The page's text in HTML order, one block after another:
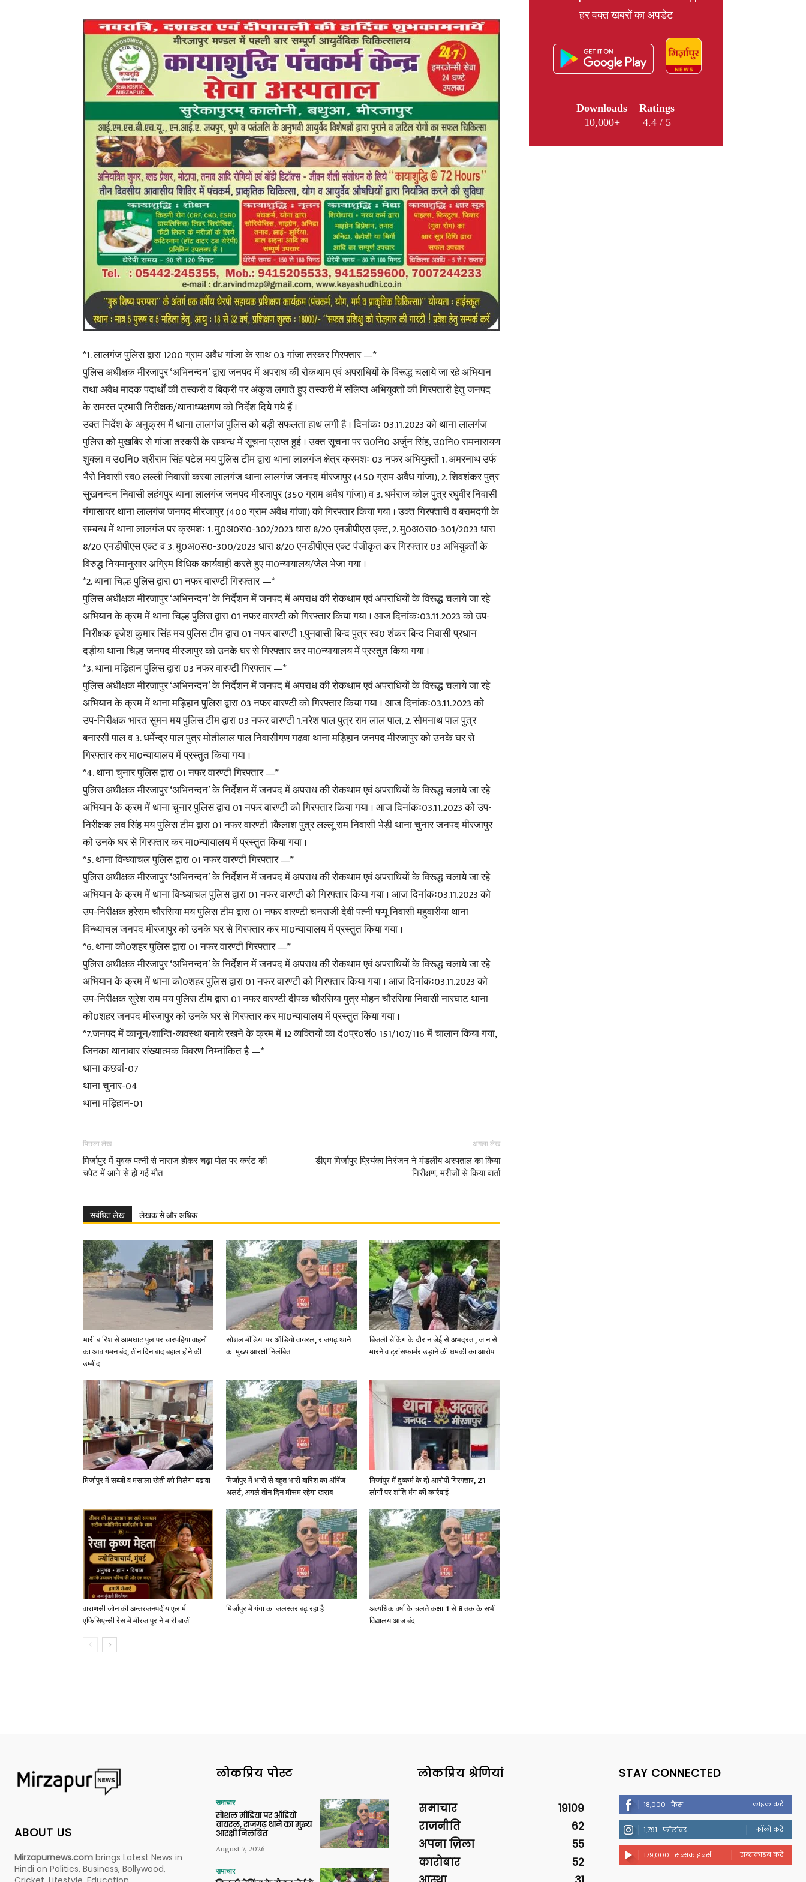
News,
Latest
News
in
Hindi,
Today
Hindi
News
Paper
*1. लालगंज पुलिस द्वारा 1200 ग्राम अवैध गांजा के साथ 03 गांजा तस्कर गिरफ्तार —*
पुलिस अधीक्षक मीरजापुर ‘अभिनन्दन’ द्वारा जनपद में अपराध की रोकथाम एवं अपराधियों के विरूद्ध चलाये जा रहे अभियान
तथा अवैध मादक पदार्थों की तस्करी व बिक्री पर अंकुश लगाते हुए तस्करी में संलिप्त अभियुक्तों की गिरफ्तारी हेतु जनपद
के समस्त प्रभारी निरीक्षक/थानाध्यक्षगण को निर्देश दिये गये हैं ।
उक्त निर्देश के अनुक्रम में थाना लालगंज पुलिस को बड़ी सफलता हाथ लगी है । दिनांकः 03.11.2023 को थाना लालगंज
पुलिस को मुखबिर से गांजा तस्करी के सम्बन्ध में सूचना प्राप्त हुई । उक्त सूचना पर उ0नि0 अर्जुन सिंह, उ0नि0 रामनारायण
शुक्ला व उ0नि0 श्रीराम सिंह पटेल मय पुलिस टीम द्वारा थाना लालगंज क्षेत्र क्रमशः 03 नफर अभियुक्तों 1. अमरनाथ उर्फ
भैरो निवासी स्व0 लल्ली निवासी कस्बा लालगंज थाना लालगंज जनपद मीरजापुर (450 ग्राम अवैध गांजा), 2. शिवशंकर पुत्र
सुखनन्दन निवासी लहंगपुर थाना लालगंज जनपद मीरजापुर (350 ग्राम अवैध गांजा) व 3. धर्मराज कोल पुत्र रघुवीर निवासी
गंगासायर थाना लालगंज जनपद मीरजापुर (400 ग्राम अवैध गांजा) को गिरफ्तार किया गया । उक्त गिरफ्तारी व बरामदगी के
सम्बन्ध में थाना लालगंज पर क्रमशः 1. मु0अ0स0-302/2023 धारा 8/20 एनडीपीएस एक्ट, 2. मु0अ0स0-301/2023 धारा
8/20 एनडीपीएस एक्ट व 3. मु0अ0स0-300/2023 धारा 8/20 एनडीपीएस एक्ट पंजीकृत कर गिरफ्तार 03 अभियुक्तों के
विरुद्ध नियमानुसार अग्रिम विधिक कार्यवाही करते हुए मा0न्यायालय/जेल भेजा गया ।
*2. थाना चिल्ह पुलिस द्वारा 01 नफर वारण्टी गिरफ्तार —*
पुलिस अधीक्षक मीरजापुर ‘अभिनन्दन’ के निर्देशन में जनपद में अपराध की रोकथाम एवं अपराधियों के विरूद्ध चलाये जा रहे
अभियान के क्रम में थाना चिल्ह पुलिस द्वारा 01 नफर वारण्टी को गिरफ्तार किया गया । आज दिनांकः03.11.2023 को उप-
निरीक्षक बृजेश कुमार सिंह मय पुलिस टीम द्वारा 01 नफर वारण्टी 1.पुनवासी बिन्द पुत्र स्व0 शंकर बिन्द निवासी प्रधान
दड़ीया थाना चिल्ह जनपद मीरजापुर को उनके घर से गिरफ्तार कर मा0न्यायालय में प्रस्तुत किया गया ।
*3. थाना मड़िहान पुलिस द्वारा 03 नफर वारण्टी गिरफ्तार —*
पुलिस अधीक्षक मीरजापुर ‘अभिनन्दन’ के निर्देशन में जनपद में अपराध की रोकथाम एवं अपराधियों के विरूद्ध चलाये जा रहे
अभियान के क्रम में थाना मड़िहान पुलिस द्वारा 03 नफर वारण्टी को गिरफ्तार किया गया । आज दिनांकः03.11.2023 को
उप-निरीक्षक भारत सुमन मय पुलिस टीम द्वारा 03 नफर वारण्टी 1.नरेश पाल पुत्र राम लाल पाल, 2. सोमनाथ पाल पुत्र
बनारसी पाल व 3. धर्मेन्द्र पाल पुत्र मोतीलाल पाल निवासीगण गढ़वा थाना मड़िहान जनपद मीरजापुर को उनके घर से
गिरफ्तार कर मा0न्यायालय में प्रस्तुत किया गया ।
*4. थाना चुनार पुलिस द्वारा 01 नफर वारण्टी गिरफ्तार —*
पुलिस अधीक्षक मीरजापुर ‘अभिनन्दन’ के निर्देशन में जनपद में अपराध की रोकथाम एवं अपराधियों के विरूद्ध चलाये जा रहे
अभियान के क्रम में थाना चुनार पुलिस द्वारा 01 नफर वारण्टी को गिरफ्तार किया गया । आज दिनांकः03.11.2023 को उप-
निरीक्षक लव सिंह मय पुलिस टीम द्वारा 01 नफर वारण्टी 1कैलाश पुत्र लल्लू राम निवासी भेड़ी थाना चुनार जनपद मीरजापुर
को उनके घर से गिरफ्तार कर मा0न्यायालय में प्रस्तुत किया गया ।
*5. थाना विन्ध्याचल पुलिस द्वारा 01 नफर वारण्टी गिरफ्तार —*
पुलिस अधीक्षक मीरजापुर ‘अभिनन्दन’ के निर्देशन में जनपद में अपराध की रोकथाम एवं अपराधियों के विरूद्ध चलाये जा रहे
अभियान के क्रम में थाना विन्ध्याचल पुलिस द्वारा 01 नफर वारण्टी को गिरफ्तार किया गया । आज दिनांकः03.11.2023 को
उप-निरीक्षक हरेराम चौरसिया मय पुलिस टीम द्वारा 01 नफर वारण्टी चनराजी देवी पत्नी पप्पू निवासी महुवारीया थाना
विन्ध्याचल जनपद मीरजापुर को उनके घर से गिरफ्तार कर मा0न्यायालय में प्रस्तुत किया गया ।
*6. थाना को0शहर पुलिस द्वारा 01 नफर वारण्टी गिरफ्तार —*
पुलिस अधीक्षक मीरजापुर ‘अभिनन्दन’ के निर्देशन में जनपद में अपराध की रोकथाम एवं अपराधियों के विरूद्ध चलाये जा रहे
अभियान के क्रम में थाना को0शहर पुलिस द्वारा 01 नफर वारण्टी को गिरफ्तार किया गया । आज दिनांकः03.11.2023 को
उप-निरीक्षक सुरेश राम मय पुलिस टीम द्वारा 01 नफर वारण्टी दीपक चौरसिया पुत्र मोहन चौरसिया निवासी नारघाट थाना
को0शहर जनपद मीरजापुर को उनके घर से गिरफ्तार कर मा0न्यायालय में प्रस्तुत किया गया ।
*7.जनपद में कानून/शान्ति-व्यवस्था बनाये रखने के क्रम में 12 व्यक्तियों का दं0प्र0सं0 151/107/116 में चालान किया गया,
जिनका थानावार संख्यात्मक विवरण निम्नांकित है —*
थाना कछवां-07
थाना चुनार-04
थाना मड़िहान-01
पिछला लेख
मिर्जापुर में युवक पत्नी से नाराज होकर चढ़ा पोल पर करंट की
चपेट में आने से हो गई मौत
अगला लेख
डीएम मिर्जापुर प्रियंका निरंजन ने मंडलीय अस्पताल का किया
निरीक्षण, मरीजों से किया वार्ता
संबंधित लेख लेखक से और अधिक
भारी बारिश से आमघाट पुल पर चारपहिया वाहनों
का आवागमन बंद, तीन दिन बाद बहाल होने की
उम्मीद
सोशल मीडिया पर ऑडियो वायरल, राजगढ़ थाने
का मुख्य आरक्षी निलंबित
बिजली चेकिंग के दौरान जेई से अभद्रता, जान से
मारने व ट्रांसफार्मर उड़ाने की धमकी का आरोप
मिर्जापुर में सब्जी व मसाला खेती को मिलेगा बढ़ावा
मिर्जापुर में भारी से बहुत भारी बारिश का ऑरेंज
अलर्ट, अगले तीन दिन मौसम रहेगा खराब
मिर्जापुर में दुष्कर्म के दो आरोपी गिरफ्तार, 21
लोगों पर शांति भंग की कार्रवाई
वाराणसी जोन की अन्तरजनपदीय एलार्म
एफिसिएन्सी रेस में मीरजापुर ने मारी बाजी
मिर्जापुर में गंगा का जलस्तर बढ़ रहा है
अत्यधिक वर्षा के चलते कक्षा 1 से 8 तक के सभी
विद्यालय आज बंद
हर वक्त खबरों का अपडेट
Downloads
10,000+
Ratings
4.4 / 5
ABOUT US
Mirzapurnews.com brings Latest News in
Hindi on Politics, Business, Bollywood,
लोकप्रिय पोस्ट
समाचार
सोशल मीडिया पर ऑडियो
वायरल, राजगढ़ थाने का मुख्य
आरक्षी निलंबित
August 7, 2026
समाचार
लोकप्रिय श्रेणियां
समाचार
19109
राजनीति
62
अपना ज़िला
55
कारोबार
52
STAY CONNECTED
18,000 फैंस लाइक करें
1,791 फॉलोवर फॉलो करें
179,000 सब्सक्राइबर्स सब्सक्राइब करें